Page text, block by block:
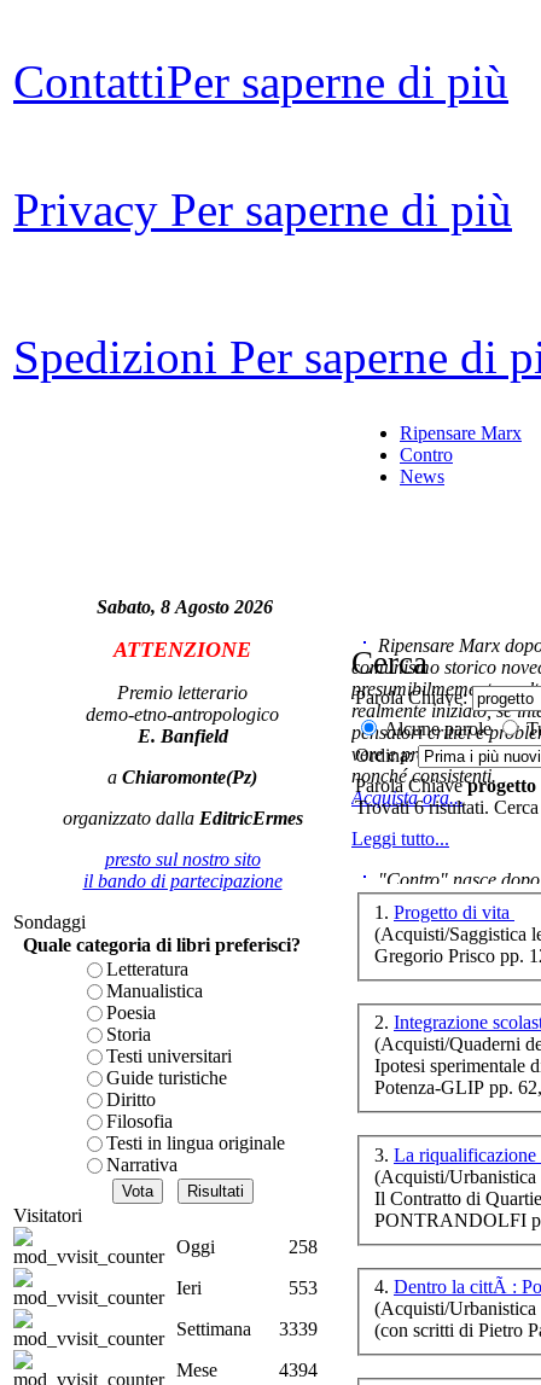
ContattiPer saperne di più
Privacy Per saperne di più
Spedizioni Per saperne di
Sabato, 8 Agosto 2026
ATTENZIONE
Premio letterario
demo-etno-antropologico
E. Banfield
a Chiaromonte(Pz)
organizzato dalla EditricErmes
presto sul nostro sito
il bando di partecipazione
Sondaggi
Quale categoria di libri preferisci?
Letteratura
Manualistica
Poesia
Storia
Testi universitari
Guide turistiche
Diritto
Filosofia
Testi in lingua originale
Narrativa
Visitatori
Oggi
258
Ieri
553
Settimana
3339
Mese
4394
Ripensare Marx
Contro
News
Ripensare Marx
comunismo storico
presumibilmemente
realmente iniziato, se
pensatori critici e
vere e proprie correnti
nonché consistenti.
Acquista ora...
Leggi tutto...
"Contro" nasce
cominciato con la
ripensaremarx. i saggi
questa collaborazione
è teorica, sempre però
presente fase.
Acquista ora...
A feed could not be
http://www.lastampa.it/
Cerca
Parola Chiave:
Alcune parole
Ordina:
Parola Chiaveprogetto
Trovati 6 risultati.
1. Progetto di vita
(Acquisti/Saggistica
Gregorio Prisco pp.
2. Integrazione
(Acquisti/Quaderni
Ipotesi sperimentale
Potenza-GLIP pp.
3. La riqualificazione
(Acquisti/Urbanistica
Il Contratto di
PONTRANDOLFI
4. Dentro la cittÃ :
(Acquisti/Urbanistica
(con scritti di Pietro